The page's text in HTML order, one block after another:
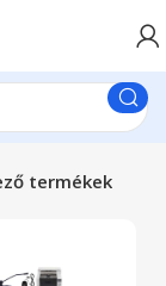
termékek